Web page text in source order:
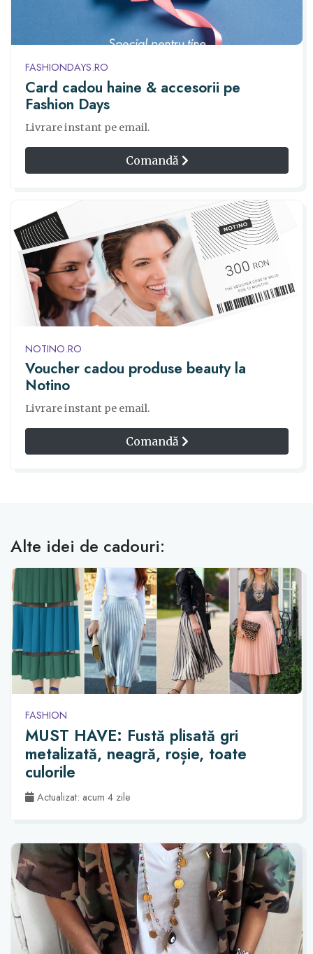
FASHIONDAYS.RO
Card cadou haine & accesorii pe
Fashion Days
Livrare instant pe email.
Comandă
NOTINO.RO
Voucher cadou produse beauty la
Notino
Livrare instant pe email.
Comandă
Alte idei de cadouri:
FASHION
MUST HAVE: Fustă plisată gri
metalizată, neagră, roșie, toate
culorile
Actualizat: acum 4 zile